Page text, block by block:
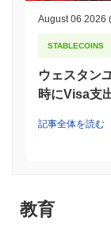
ズムを採用し
クの整合性を
るために選ば
データ整合性
ム（ECDSA）
August 06 2026
STABLECOINS
ウェスタン
時にVisa支
記事全体を読む
教育